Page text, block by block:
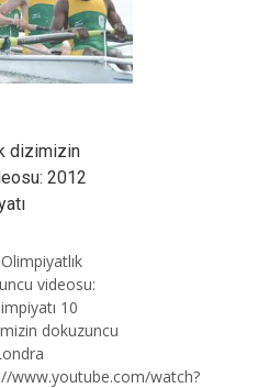
dizimizin
2012
videosu:
10
dokuzuncu
www.youtube.com/watch?